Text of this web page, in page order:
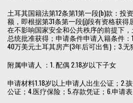
土耳其国籍法第12条第1第一段(b)款：投
额，即根据第31条第一段(j)段有资格获得
在不影响国家安全和公共秩序的前提下
总统批准获得；申请条件申请入籍条件：
40万美元土耳其房产(3年后可出售)；3.无
附属申请人 ：1. 配偶 2.18岁以下子女
申请材料1.18岁以上申请人出生公证；2.
公证；4.医疗保险；5.存款凭证；6.申请